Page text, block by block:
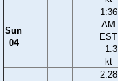
Sun
04
1:36
AM
EST
−1.3
kt
2:28